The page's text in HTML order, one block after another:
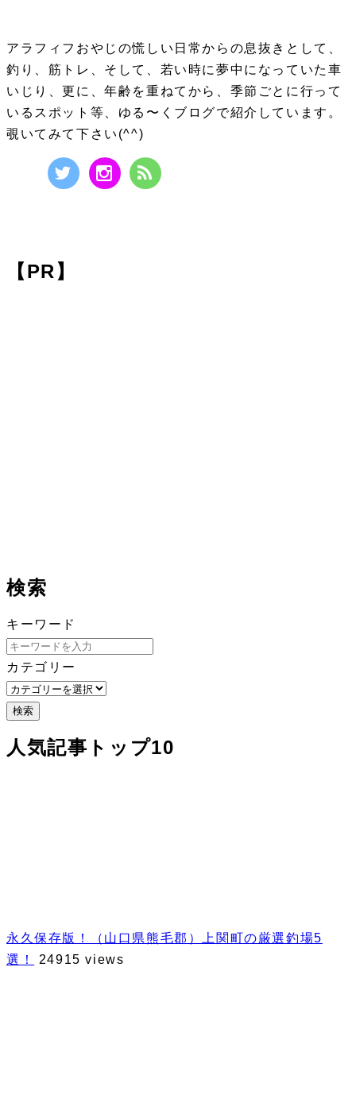
アラフィフおやじの慌しい日常からの息抜きとして、
釣り、筋トレ、そして、若い時に夢中になっていた車
いじり、更に、年齢を重ねてから、季節ごとに行って
いるスポット等、ゆる〜くブログで紹介しています。
覗いてみて下さい(^^)
【PR】
検索
キーワード
カテゴリー
検索
人気記事トップ10
永久保存版！（山口県熊毛郡）上関町の厳選釣場5
選！
24915 views